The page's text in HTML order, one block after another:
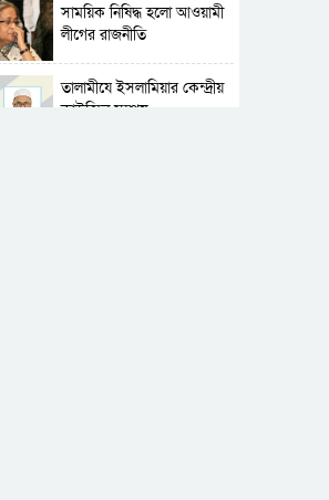
সাময়িক নিষিদ্ধ হলো আওয়ামী
লীগের রাজনীতি
‎তালামীযে ইসলামিয়ার কেন্দ্রীয়
কাউন্সিল সম্পন্ন